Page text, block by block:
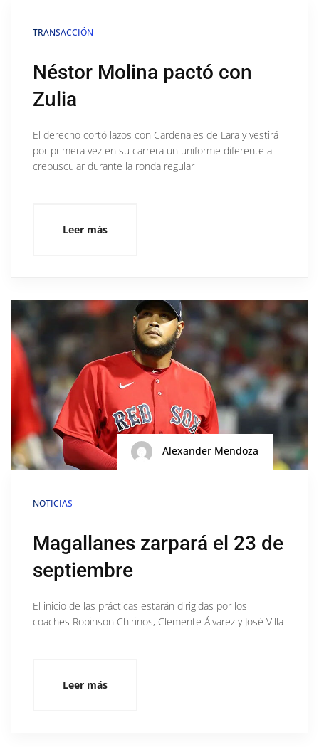
TRANSACCIÓN
Néstor Molina pactó con
Zulia
El derecho cortó lazos con Cardenales de Lara y vestirá
por primera vez en su carrera un uniforme diferente al
crepuscular durante la ronda regular
Leer más
Alexander Mendoza
NOTICIAS
Magallanes zarpará el 23 de
septiembre
El inicio de las prácticas estarán dirigidas por los
coaches Robinson Chirinos, Clemente Álvarez y José Villa
Leer más